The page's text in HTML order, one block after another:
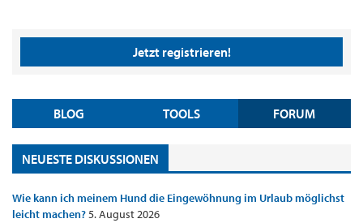
Jetzt registrieren!
BLOG TOOLS FORUM
NEUESTE DISKUSSIONEN
Wie kann ich meinem Hund die Eingewöhnung im Urlaub möglichst
leicht machen?5. August 2026